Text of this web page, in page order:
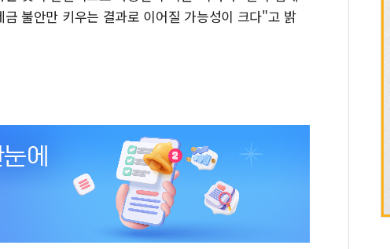
불안만 키우는 결과로 이어질 가능성이 크다"고 밝